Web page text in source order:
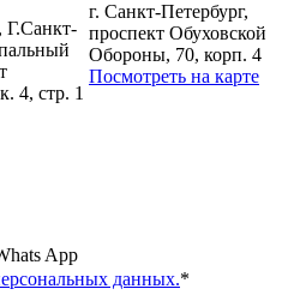
Г.Санкт-
4, стр. 1
г. Санкт-Петербург,
проспект Обуховской
Обороны, 70, корп. 4
Посмотреть на карте
App
данных.*